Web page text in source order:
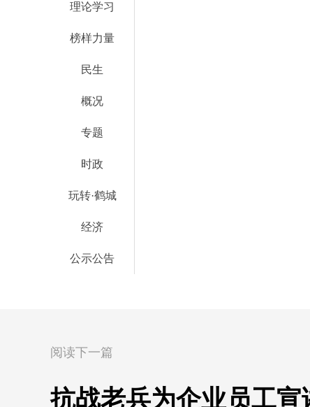
理论学习
榜样力量
民生
概况
专题
时政
玩转·鹤城
经济
公示公告
阅读下一篇
抗战老兵为企业员工宣